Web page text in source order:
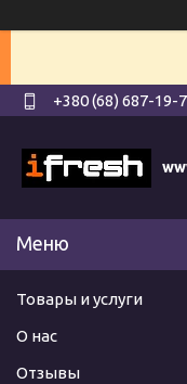
+380 (68) 687-19-
Товары и услуги
О нас
Отзывы